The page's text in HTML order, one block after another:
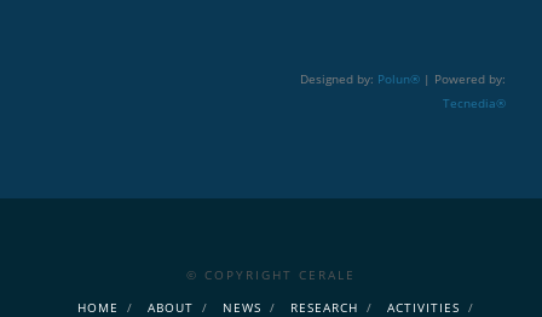
Designed by: Polun®| Powered by:
Tecnedia®
© COPYRIGHT CERALE
HOME
ABOUT NEWS RESEARCH
ACTIVITIES